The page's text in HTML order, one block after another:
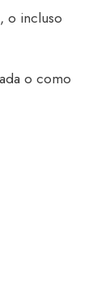
o incluso
o como